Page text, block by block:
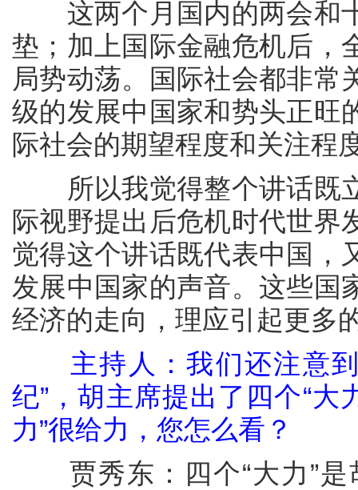
这两个月国内的两会和
垫；加上国际金融危机后，
局势动荡。国际社会都非常
级的发展中国家和势头正旺
际社会的期望程度和关注程
所以我觉得整个讲话既
际视野提出后危机时代世界
觉得这个讲话既代表中国，
发展中国家的声音。这些国
经济的走向，理应引起更多
主持人：我们还注意
纪”，胡主席提出了四个“大
力”很给力，您怎么看？
贾秀东：四个“大力”是